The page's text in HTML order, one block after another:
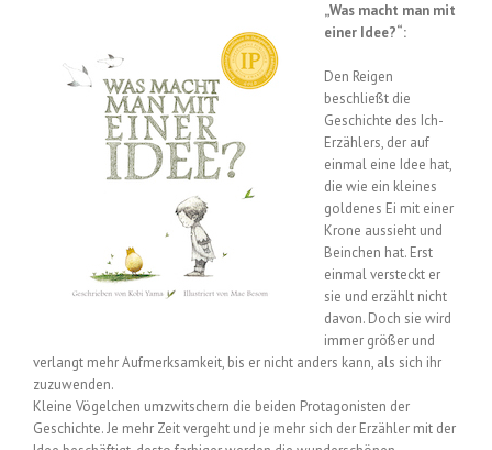
„Was macht man mit
einer Idee?“:
Den Reigen
beschließt die
Geschichte des Ich-
Erzählers, der auf
einmal eine Idee hat,
die wie ein kleines
goldenes Ei mit einer
Krone aussieht und
Beinchen hat. Erst
einmal versteckt er
sie und erzählt nicht
davon. Doch sie wird
immer größer und
verlangt mehr Aufmerksamkeit, bis er nicht anders kann, als sich ihr
zuzuwenden.
Kleine Vögelchen umzwitschern die beiden Protagonisten der
Geschichte. Je mehr Zeit vergeht und je mehr sich der Erzähler mit der